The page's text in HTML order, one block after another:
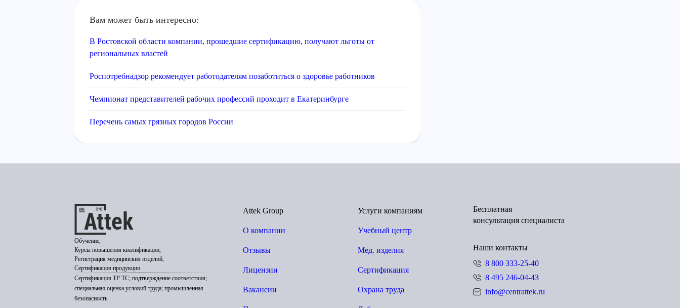
Вам может быть интересно:
В Ростовской области компании, прошедшие сертификацию, получают льготы от
региональных властей
Роспотребнадзор рекомендует работодателям позаботиться о здоровье работников
Чемпионат представителей рабочих профессий проходит в Екатеринбурге
Перечень самых грязных городов России
Обучение,
Курсы повышения квалификации,
Регистрация медицинских изделий,
Сертификация продукции
Сертификация ТР ТС; подтверждение соответствия;
специальная оценка условий труда; промышленная
безопасность.
Attek Group
О компании
Отзывы
Лицензии
Вакансии
Услуги компаниям
Учебный центр
Мед. изделия
Сертификация
Охрана труда
Бесплатная
консультация специалиста
Наши контакты
8 800 333-25-40
8 495 246-04-43
info@centrattek.ru